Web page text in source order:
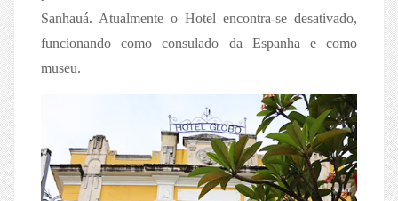
Sanhauá. Atualmente o Hotel encontra-se desativado,
funcionando como consulado da Espanha e como
museu.